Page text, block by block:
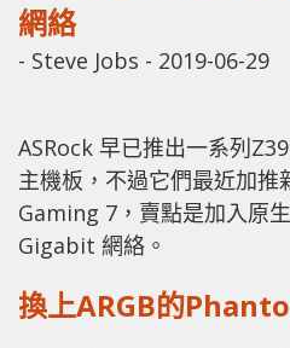
網絡
- Steve Jobs - 2019-06-29
ASRock 早已推出一系列
主機板，不過它們最近加
Gaming 7，賣點是加入原
Gigabit 網絡。
換上ARGB的